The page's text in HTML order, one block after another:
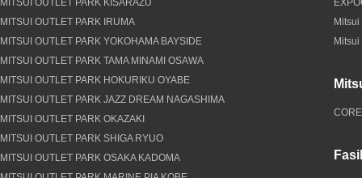
MITSUI OUTLET PARK IRUMA
MITSUI OUTLET PARK YOKOHAMA BAYSIDE
MITSUI OUTLET PARK TAMA MINAMI OSAWA
MITSUI OUTLET PARK HOKURIKU OYABE
MITSUI OUTLET PARK JAZZ DREAM NAGASHIMA
MITSUI OUTLET PARK OKAZAKI
MITSUI OUTLET PARK SHIGA RYUO
MITSUI OUTLET PARK OSAKA KADOMA